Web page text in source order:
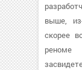
выше,
скорее